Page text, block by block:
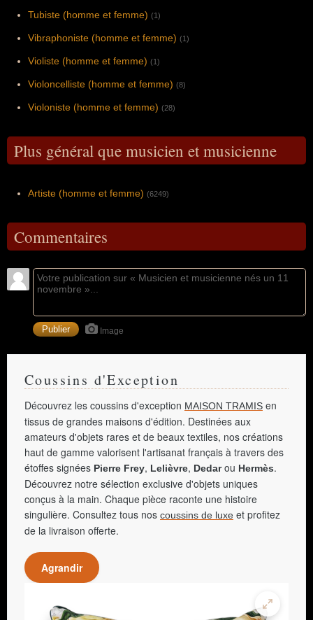
Tubiste (homme et femme) (1)
Vibraphoniste (homme et femme) (1)
Violiste (homme et femme) (1)
Violoncelliste (homme et femme) (8)
Violoniste (homme et femme) (28)
Plus général que musicien et musicienne
Artiste (homme et femme) (6249)
Commentaires
Image
Coussins d'Exception
Découvrez les coussins d'exception MAISON TRAMIS en
tissus de grandes maisons d'édition. Destinées aux
amateurs d'objets rares et de beaux textiles, nos créations
haut de gamme valorisent l'artisanat français à travers des
étoffes signées Pierre Frey, Lelièvre, Dedarou Hermès.
Découvrez notre sélection exclusive d'objets uniques
conçus à la main. Chaque pièce raconte une histoire
singulière. Consultez tous nos coussins de luxe et profitez
de la livraison offerte.
Agrandir